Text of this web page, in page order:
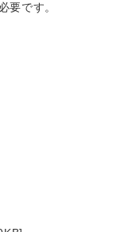
要です。